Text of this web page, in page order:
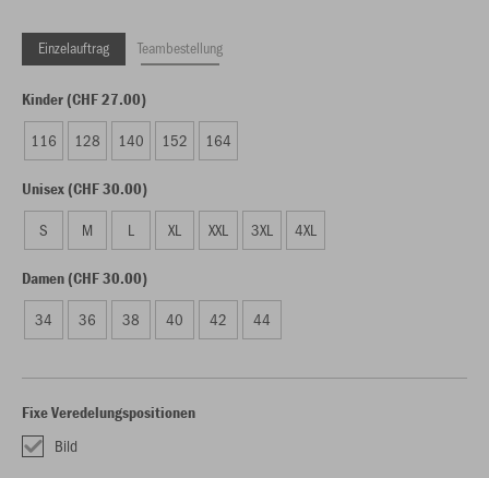
Einzelauftrag Teambestellung
Kinder (CHF 27.00)
116 128 140 152 164
Unisex (CHF 30.00)
S M L XL XXL 3XL 4XL
Damen (CHF 30.00)
34 36 38 40 42 44
Fixe Veredelungspositionen
Bild